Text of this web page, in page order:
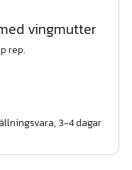
vingmutter
rep.
3-4 dagar